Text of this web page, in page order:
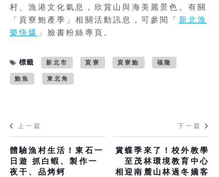
村、漁港文化氣息，欣賞山與海美麗景色。有關
「貢寮鮑產季」相關活動訊息，可參閱「 新北漁
樂快爆
」臉書粉絲專頁。
標籤 新北市 貢寮 貢寮鮑 福隆
鮑魚 東北角
上一篇
體驗漁村生活！東石一
日遊 抓白蝦、製作一
夜干、品烤蚵
下一篇
賞蝶季來了！校外教學
至茂林環境教育中心
相迎南麓山林過冬嬌客